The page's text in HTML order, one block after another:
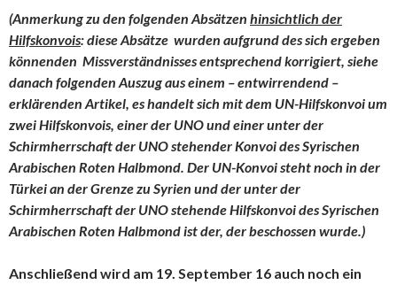
(Anmerkung zu den folgenden Absätzen hinsichtlich der
Hilfskonvois: diese Absätze wurden aufgrund des sich ergeben
könnenden Missverständnisses entsprechend korrigiert, siehe
danach folgenden Auszug aus einem – entwirrendend –
erklärenden Artikel, es handelt sich mit dem UN-Hilfskonvoi um
zwei Hilfskonvois, einer der UNO und einer unter der
Schirmherrschaft der UNO stehender Konvoi des Syrischen
Arabischen Roten Halbmond. Der UN-Konvoi steht noch in der
Türkei an der Grenze zu Syrien und der unter der
Schirmherrschaft der UNO stehende Hilfskonvoi des Syrischen
Arabischen Roten Halbmond ist der, der beschossen wurde.)
Anschließend wird am 19. September 16 auch noch ein